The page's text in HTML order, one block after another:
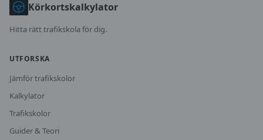
Körkortskalkylator
Hitta rätt trafikskola för dig.
UTFORSKA
Jämför trafikskolor
Kalkylator
Trafikskolor
Guider & Teori